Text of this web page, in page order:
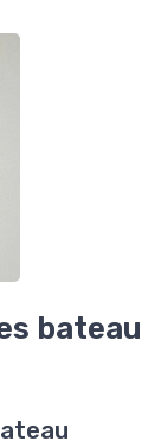
bateau